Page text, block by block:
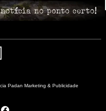
Padan Marketing & Publicidade